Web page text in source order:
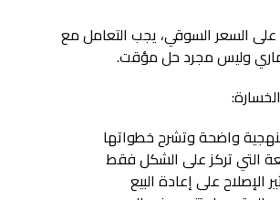
على السعر السوقي، يجب التعامل مع
وليس مجرد حل مؤقت.
واضحة وتشرح خطواتها
التي تركز على الشكل فقط
الإصلاح على إعادة البيع